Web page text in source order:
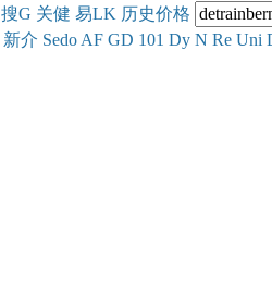
搜G 关健 易LK 历史价格
新介 Sedo AF GD 101 Dy N Re Uni